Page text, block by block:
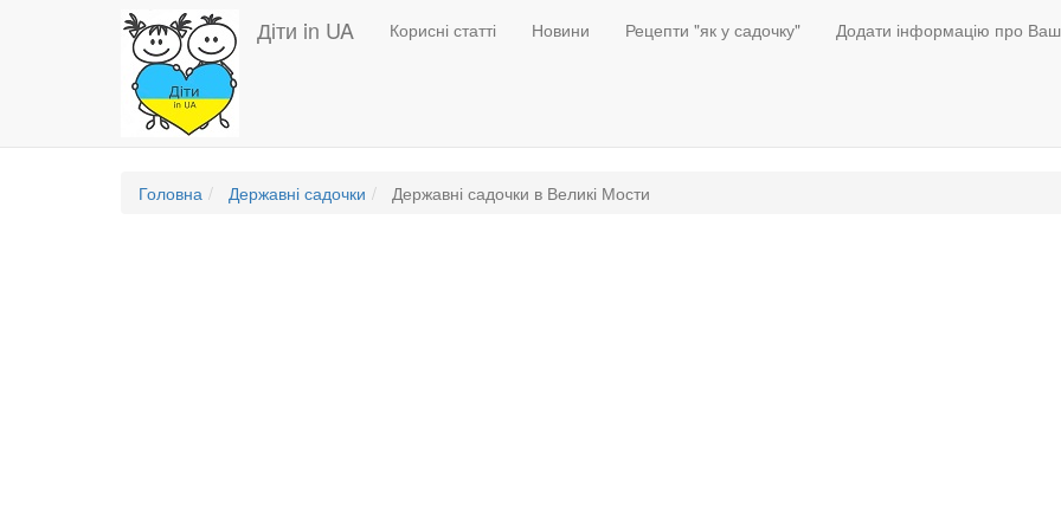
Діти in UA
Основная
навигация
Корисні статті Новини Рецепти "як у садочку" Додати інформацію про
Головна Державні садочки Державні садочки в Великі Мости